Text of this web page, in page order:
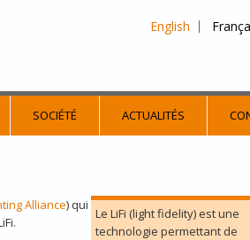
English
SOCIÉTÉ ACTUALITÉS
Le LiFi (light fidelity) est une
technologie permettant de
Alliance) qui